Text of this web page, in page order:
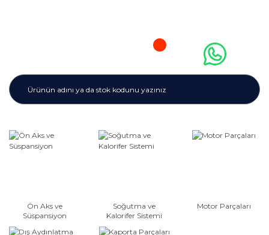
Ön Aks ve
Süspansiyon
Soğutma ve
Kalorifer Sistemi
Motor Parçaları